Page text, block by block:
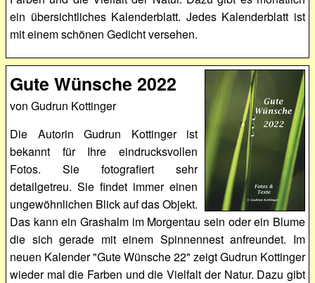
ein übersichtliches Kalenderblatt. Jedes Kalenderblatt ist
mit einem schönen Gedicht versehen.
Gute Wünsche 2022
von Gudrun Kottinger
Die Autorin Gudrun Kottinger ist
bekannt für Ihre eindrucksvollen
Fotos. Sie fotografiert sehr
detailgetreu. Sie findet immer einen
ungewöhnlichen Blick auf das Objekt.
Das kann ein Grashalm im Morgentau sein oder ein Blume
die sich gerade mit einem Spinnennest anfreundet. Im
neuen Kalender "Gute Wünsche 22" zeigt Gudrun Kottinger
wieder mal die Farben und die Vielfalt der Natur. Dazu gibt